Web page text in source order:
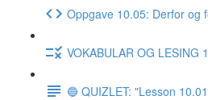
Oppgave 10.05: Derfor og
VOKABULAR OG LESING
🔵 QUIZLET: "Lesson